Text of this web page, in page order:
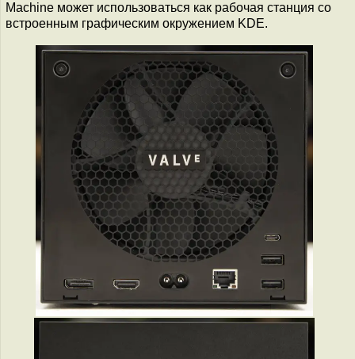
Machine может использоваться как рабочая станция со
встроенным графическим окружением KDE.